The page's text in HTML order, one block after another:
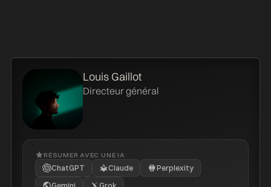
Louis Gaillot
Directeur général
RÉSUMER AVEC UNE IA
ChatGPT Claude
Perplexity
Gemini
Grok